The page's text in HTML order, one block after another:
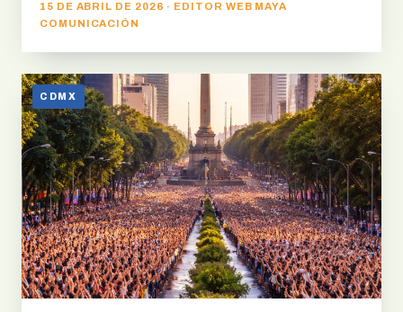
15 DE ABRIL DE 2026 · EDITOR WEB MAYA
COMUNICACIÓN
CDMX